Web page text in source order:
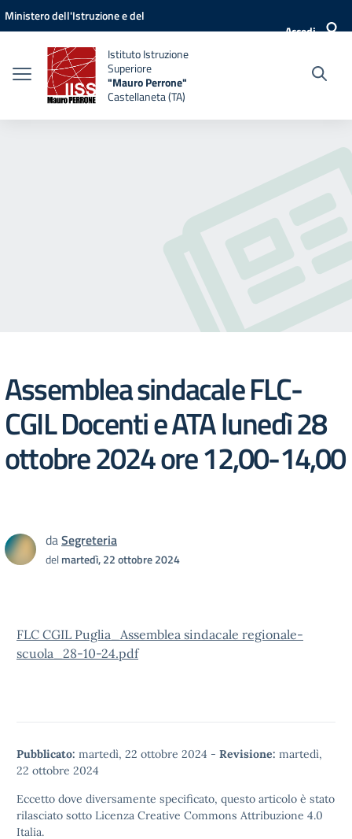
Vai ai contenuti
Vai al menu di navigazione
Vai al footer
Ministero dell'Istruzione e del
Accedi
Istituto Istruzione
Superiore
"Mauro Perrone"
Castellaneta (TA)
Assemblea sindacale FLC-
CGIL Docenti e ATA lunedì 28
ottobre 2024 ore 12,00-14,00
daSegreteria
delmartedì, 22 ottobre 2024
FLC CGIL Puglia_Assemblea sindacale regionale-
scuola_28-10-24.pdf
Pubblicato: martedì, 22 ottobre 2024 - Revisione: martedì,
22 ottobre 2024
Eccetto dove diversamente specificato, questo articolo è stato
rilasciato sotto Licenza Creative Commons Attribuzione 4.0
Italia.